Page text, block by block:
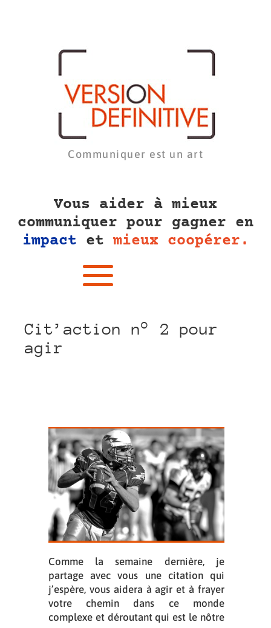
Communiquer est un art
Vous aider à mieux
communiquer pour gagner en
impact etmieux coopérer.
Cit’action n° 2 pour
agir
Comme la semaine dernière, je
partage avec vous une citation qui
j’espère, vous aidera à agir et à frayer
votre chemin dans ce monde
complexe et déroutant qui est le nôtre